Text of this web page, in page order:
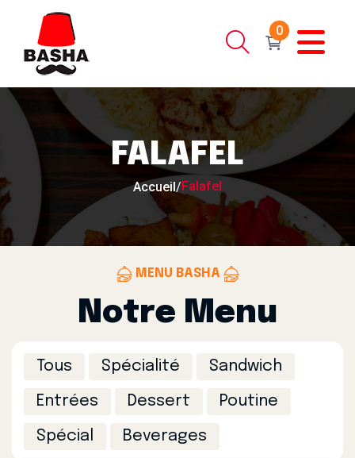
0
FALAFEL
Accueil/Falafel
MENU BASHA
Notre Menu
Tous Spécialité Sandwich
Entrées Dessert Poutine
Spécial Beverages